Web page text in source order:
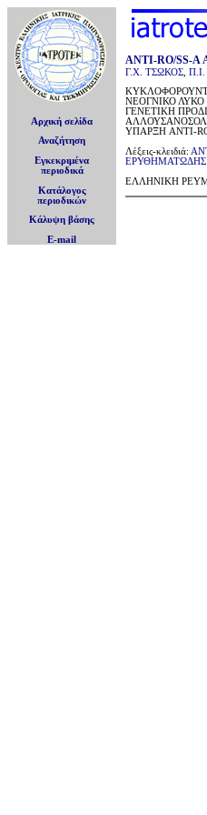
Αρχική σελίδα
Αναζήτηση
Εγκεκριμένα
περιοδικά
Κατάλογος
περιοδικών
Κάλυψη βάσης
E-mail
ΑΝΤΙ-RO/SS-
Γ.Χ. ΤΣΩΚΟΣ
ΝΕΟΓΝΙΚΟ ΛΥΚΟ
ΓΕΝΕΤΙΚΗ
ΥΠΑΡΞΗ ANTI-
Λέξεις-κλειδιά:
ΕΡΥΘΗΜΑΤΩΔΗΣ
ΕΛΛΗΝΙΚΗ